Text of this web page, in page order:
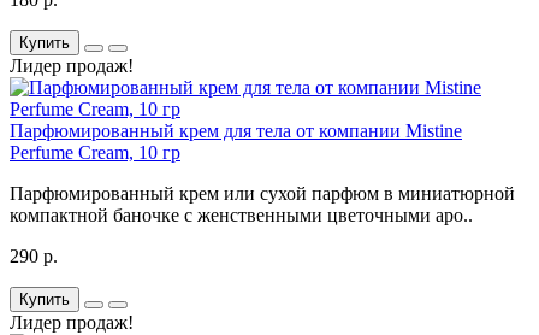
Купить
Лидер продаж!
Парфюмированный крем для тела от компании Mistine
Perfume Cream, 10 гр
Парфюмированный крем или сухой парфюм в миниатюрной
компактной баночке с женственными цветочными аро..
290 р.
Купить
Лидер продаж!